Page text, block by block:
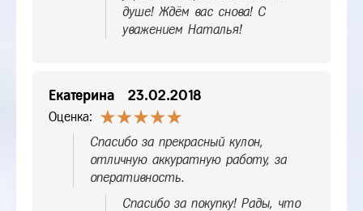
душе! Ждём вас снова! С
уважением Наталья!
Екатерина 23.02.2018
Оценка:
Спасибо за прекрасный кулон,
отличную аккуратную работу, за
оперативность.
Спасибо за покупку! Рады, что